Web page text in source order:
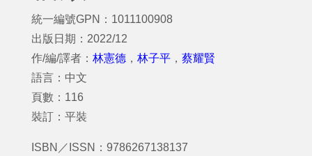
統一編號GPN：1011100908
出版日期：2022/12
作/編/譯者： 林憲德 ， 林子平 ， 蔡耀賢
語言：中文
頁數：116
裝訂：平裝
ISBN／ISSN：9786267138137